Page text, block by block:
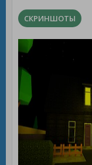
СКРИНШОТЫ